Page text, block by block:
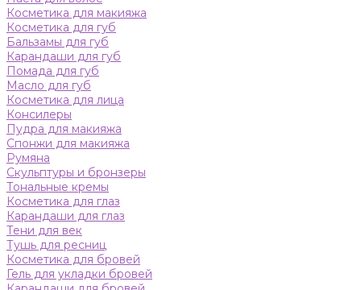
Косметика для макияжа
Косметика для губ
Бальзамы для губ
Карандаши для губ
Помада для губ
Масло для губ
Косметика для лица
Консилеры
Пудра для макияжа
Спонжи для макияжа
Румяна
Скульптуры и бронзеры
Тональные кремы
Косметика для глаз
Карандаши для глаз
Тени для век
Тушь для ресниц
Косметика для бровей
Гель для укладки бровей